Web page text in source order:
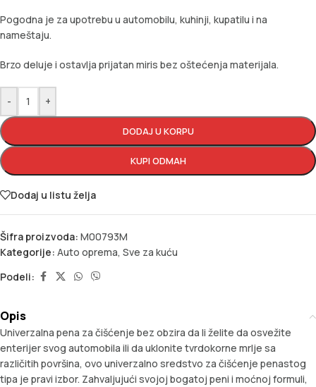
Pogodna je za upotrebu u automobilu, kuhinji, kupatilu i na
nameštaju.
Brzo deluje i ostavlja prijatan miris bez oštećenja materijala.
- +
DODAJ U KORPU
KUPI ODMAH
Dodaj u listu želja
Šifra proizvoda: M00793M
Kategorije: Auto oprema, Sve za kuću
Podeli:
Opis
Univerzalna pena za čišćenje bez obzira da li želite da osvežite
enterijer svog automobila ili da uklonite tvrdokorne mrlje sa
različitih površina, ovo univerzalno sredstvo za čišćenje penastog
tipa je pravi izbor. Zahvaljujući svojoj bogatoj peni i moćnoj formuli,